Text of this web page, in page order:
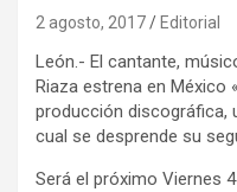
2 agosto, 2017 Editorial
León.- El cantante,
Riaza estrena en México
producción discográfica,
cual se desprende su
Será el próximo Viernes